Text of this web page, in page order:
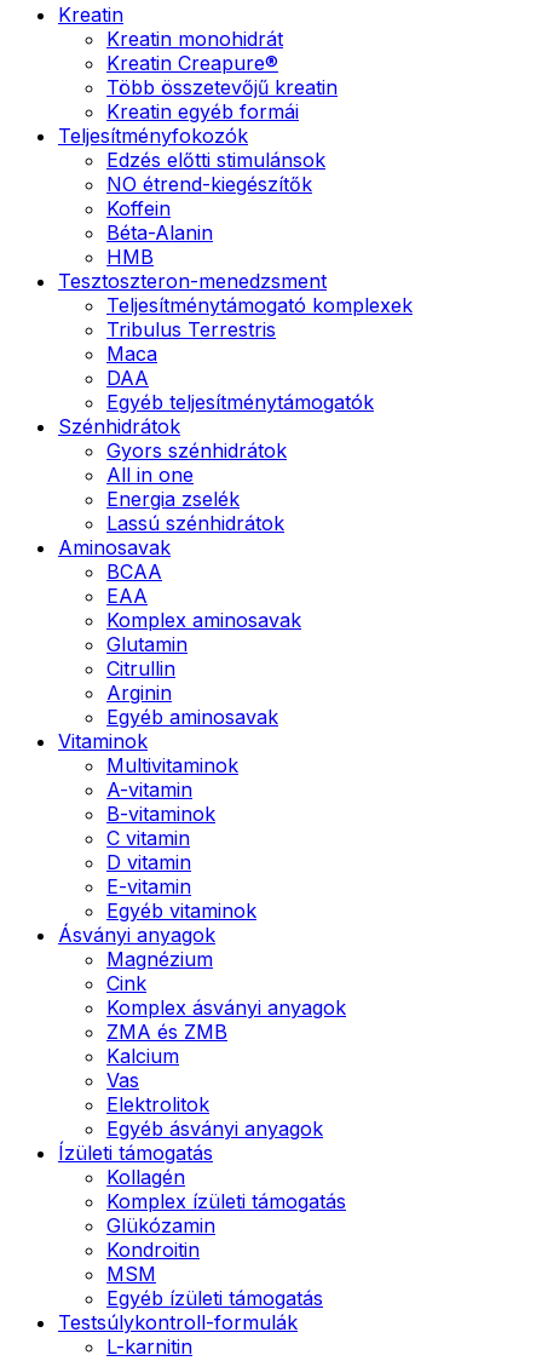
Kreatin
Kreatin monohidrát
Kreatin Creapure®
Több összetevőjű kreatin
Kreatin egyéb formái
Teljesítményfokozók
Edzés előtti stimulánsok
NO étrend-kiegészítők
Koffein
Béta-Alanin
HMB
Tesztoszteron-menedzsment
Teljesítménytámogató komplexek
Tribulus Terrestris
Maca
DAA
Egyéb teljesítménytámogatók
Szénhidrátok
Gyors szénhidrátok
All in one
Energia zselék
Lassú szénhidrátok
Aminosavak
BCAA
EAA
Komplex aminosavak
Glutamin
Citrullin
Arginin
Egyéb aminosavak
Vitaminok
Multivitaminok
A-vitamin
B-vitaminok
C vitamin
D vitamin
E-vitamin
Egyéb vitaminok
Ásványi anyagok
Magnézium
Cink
Komplex ásványi anyagok
ZMA és ZMB
Kalcium
Vas
Elektrolitok
Egyéb ásványi anyagok
Ízületi támogatás
Kollagén
Komplex ízületi támogatás
Glükózamin
Kondroitin
MSM
Egyéb ízületi támogatás
Testsúlykontroll-formulák
L-karnitin